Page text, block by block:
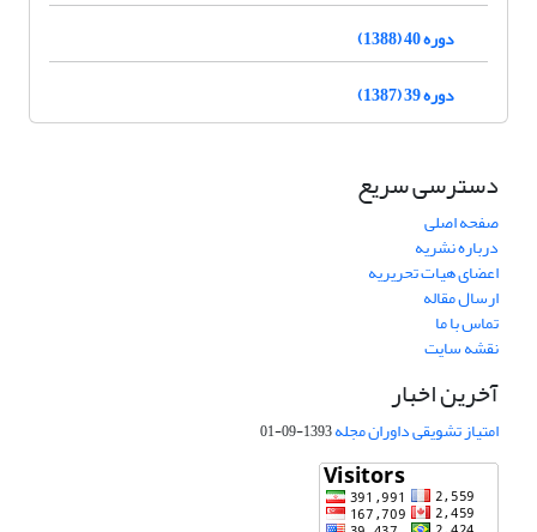
دوره 40 (1388)
دوره 39 (1387)
دسترسی سریع
صفحه اصلی
درباره نشریه
اعضای هیات تحریریه
ارسال مقاله
تماس با ما
نقشه سایت
آخرین اخبار
امتیاز تشویقی داوران مجله1393-09-01